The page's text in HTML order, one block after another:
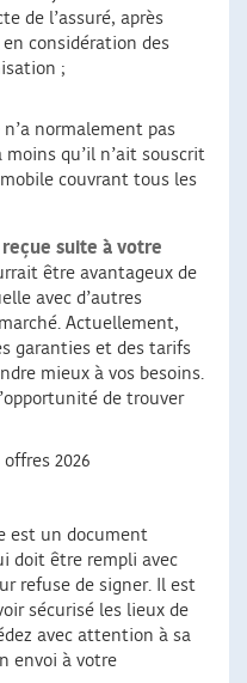
de l’assuré, après
considération des
;
n’a normalement pas
qu’il n’ait souscrit
couvrant tous les
suite à votre
être avantageux de
avec d’autres
Actuellement,
garanties et des tarifs
mieux à vos besoins.
de trouver
2026
est un document
doit être rempli avec
refuse de signer. Il est
sécurisé les lieux de
avec attention à sa
envoi à votre